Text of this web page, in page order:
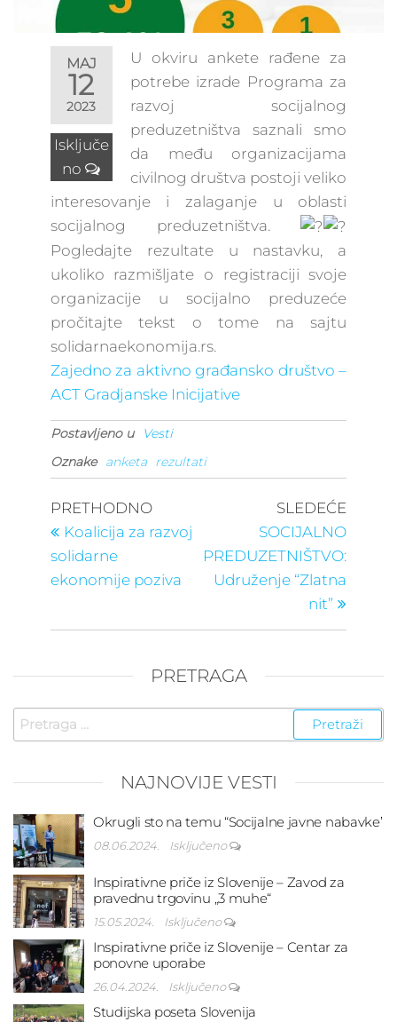
MAJ
12
2023
Isključe
no
U okviru ankete rađene za
potrebe izrade Programa za
razvoj socijalnog
preduzetništva saznali smo
da među organizacijama
civilnog društva postoji veliko
interesovanje i zalaganje u oblasti
socijalnog preduzetništva.
Pogledajte rezultate u nastavku, a
ukoliko razmišljate o registraciji svoje
organizacije u socijalno preduzeće
pročitajte tekst o tome na sajtu
solidarnaekonomija.rs.
Zajedno za aktivno građansko društvo –
ACT Gradjanske Inicijative
Postavljeno u
Vesti
Oznake
anketa rezultati
Kretanje
članka
Prethodni
post
PRETHODNO
Koalicija za razvoj
solidarne
ekonomije poziva
post
SLEDEĆE
SOCIJALNO
PREDUZETNIŠTVO:
Udruženje “Zlatna
nit”
PRETRAGA
Pretraga
za:
NAJNOVIJE VESTI
Okrugli sto na temu “Socijalne javne nabavke’
08.06.2024. Isključeno
Inspirativne priče iz Slovenije – Zavod za
pravednu trgovinu „3 muhe“
15.05.2024. Isključeno
Inspirativne priče iz Slovenije – Centar za
ponovne uporabe
26.04.2024. Isključeno
Studijska poseta Slovenija